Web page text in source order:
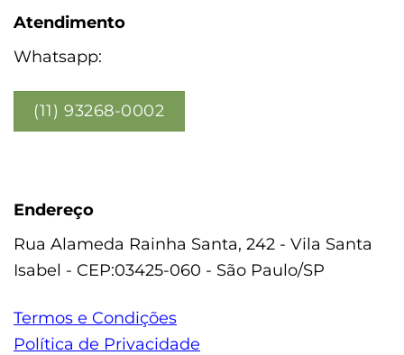
Atendimento
Whatsapp:
(11) 93268-0002
Endereço
Rua Alameda Rainha Santa, 242 - Vila Santa
Isabel - CEP:03425-060 - São Paulo/SP
Termos e Condições
Política de Privacidade